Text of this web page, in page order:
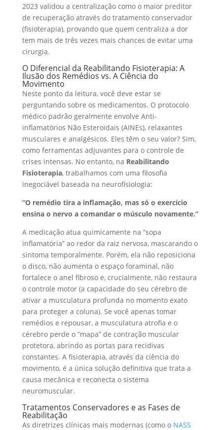
2023 validou a centralização como o maior preditor
de recuperação através do tratamento conservador
(fisioterapia), provando que quem centraliza a dor
tem mais de três vezes mais chances de evitar uma
cirurgia.
O Diferencial da Reabilitando Fisioterapia: A
Ilusão dos Remédios vs. A Ciência do
Movimento
Neste ponto da leitura, você deve estar se
perguntando sobre os medicamentos. O protocolo
médico padrão geralmente envolve Anti-
inflamatórios Não Esteroidais (AINEs), relaxantes
musculares e analgésicos. Eles têm o seu valor? Sim,
como ferramentas adjuvantes para o controle de
crises intensas. No entanto, na Reabilitando
Fisioterapia, trabalhamos com uma filosofia
inegociável baseada na neurofisiologia:
“O remédio tira a inflamação, mas só o exercício
ensina o nervo a comandar o músculo novamente.”
A medicação atua quimicamente na “sopa
inflamatória” ao redor da raiz nervosa, mascarando o
sintoma temporalmente. Porém, ela não reposiciona
o disco, não aumenta o espaço foraminal, não
fortalece o anel fibroso e, crucialmente, não restaura
o controle motor (a capacidade do seu cérebro de
ativar a musculatura profunda no momento exato
para proteger a coluna). Se você apenas tomar
remédios e repousar, a musculatura atrofia e o
cérebro perde o “mapa” de contração muscular
protetora, abrindo as portas para recidivas
constantes. A fisioterapia, através da ciência do
movimento, é a única solução definitiva que trata a
causa mecânica e reconecta o sistema
neuromuscular.
Tratamentos Conservadores e as Fases de
Reabilitação
As diretrizes clínicas mais modernas (como o NASS